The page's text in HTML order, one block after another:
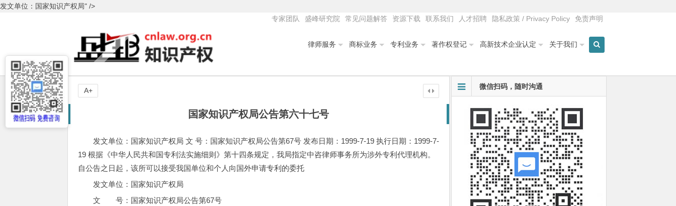
发文单位：国家知识产权局" />
专家团队
盛峰研究院 常见问题解答 资源下载 联系我们 人才招聘 隐私政策 / Privacy Policy 免责声明
律师服务 商标业务 专利业务 著作权登记 高新技术企业认定 关于我们
国家知识产权局公告第六十七号
发文单位：国家知识产权局 文 号：国家知识产权局公告第67号 发布日期：1999-7-19 执行日期：1999-7-
19 根据《中华人民共和国专利法实施细则》第十四条规定，我局指定中咨律师事务所为涉外专利代理机构。
自公告之日起，该所可以接受我国单位和个人向国外申请专利的委托
发文单位：国家知识产权局
文 号：国家知识产权局公告第67号
A+ 微信扫码，随时沟通